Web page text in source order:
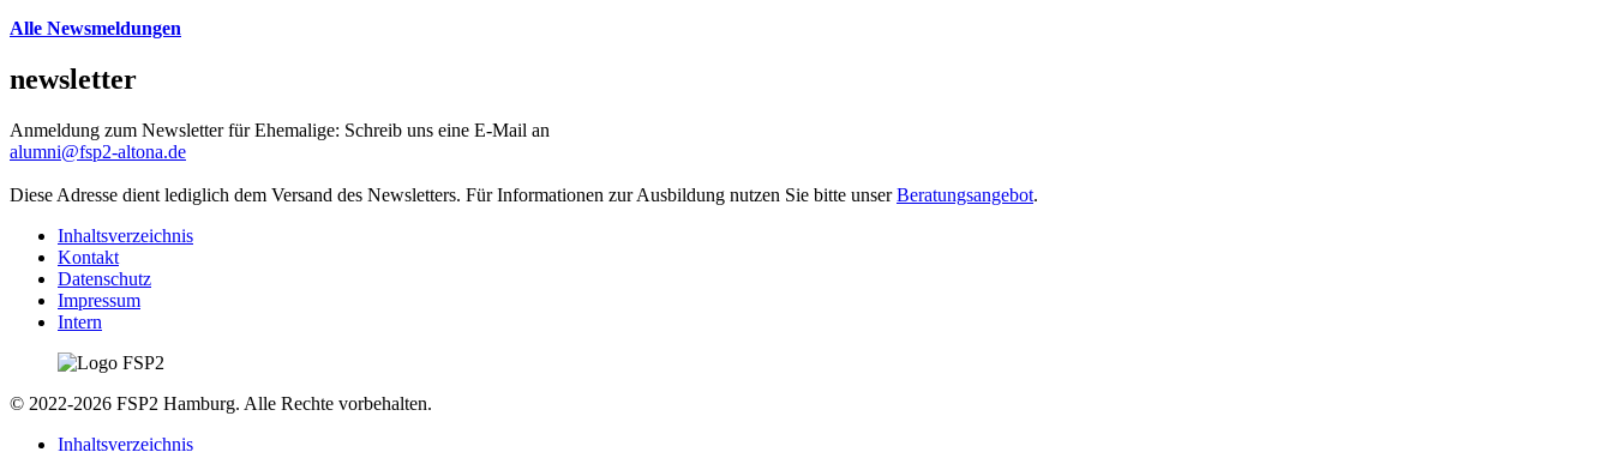
Alle Newsmeldungen
newsletter
Anmeldung zum Newsletter für Ehemalige: Schreib uns eine E-Mail an
alumni@fsp2-altona.de
Diese Adresse dient lediglich dem Versand des Newsletters. Für Informationen zur Ausbildung nutzen Sie bitte unserBeratungsangebot.
Inhaltsverzeichnis
Kontakt
Datenschutz
Impressum
Intern
© 2022-2026 FSP2 Hamburg. Alle Rechte vorbehalten.
Inhaltsverzeichnis